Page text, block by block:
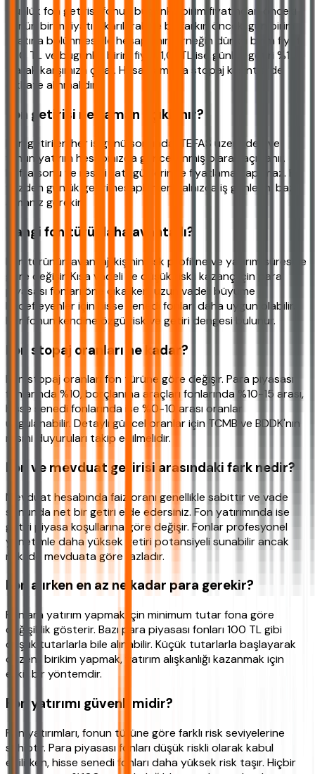
Günlük fon getirisi, fonun bugünkü birim fiyatından önceki
günün birim fiyatı çıkarılarak ve bu farkın önceki gün birim
fiyatına bölünmesiyle hesaplanır. Örneğin dünkü birim fiyat
1,00 TL ve bugünkü birim fiyat 1,01 TL ise günlük getiri %1
olarak karşımıza çıkar. Hesaplamada stopaj kesintisi de
dikkate alınmalıdır.
Fon getirisi ne zaman açıklanır?
Fon getirileri her iş günü sonunda, TEFAS üzerinden ve
fonun yatırım hesabınızda güncellenmiş olarak açıklanır.
Hafta sonu ve resmi tatil günlerinde fiyatlama yapılmaz. Bu
yüzden günlük getiri hesaplarken yalnızca iş günlerini baz
almanız gerekir.
Hangi fon türü daha avantajlı?
Fon türünün avantajı kişinin risk profiline ve yatırım süresine
göre değişir. Kısa vadeli ve düşük riskli kazanç için para
piyasası fonları öne çıkarken, uzun vadeli büyüme
hedefleyenler için hisse senedi fonları daha uygun olabilir.
Her fonun kendine özgü risk ve getiri dengesi bulunur.
Fon stopaj oranları ne kadar?
Fon stopaj oranları fon türüne göre değişir. Para piyasası
fonlarında %10, borçlanma araçları fonlarında %10-15 arası,
hisse senedi fonlarında ise %0-10 arası oranlar
uygulanabilir. Detaylı güncel oranlar için TCMB ve BDDK'nın
resmi duyuruları takip edilmelidir.
Fon ve mevduat getirisi arasındaki fark nedir?
Mevduat hesabında faiz oranı genellikle sabittir ve vade
sonunda net bir getiri elde edersiniz. Fon yatırımında ise
getiri piyasa koşullarına göre değişir. Fonlar profesyonel
yönetimle daha yüksek getiri potansiyeli sunabilir ancak
riski de mevduata göre fazladır.
Fon alırken en az ne kadar para gerekir?
Fonlara yatırım yapmak için minimum tutar fona göre
değişiklik gösterir. Bazı para piyasası fonları 100 TL gibi
düşük tutarlarla bile alınabilir. Küçük tutarlarla başlayarak
düzenli birikim yapmak, yatırım alışkanlığı kazanmak için
etkili bir yöntemdir.
Fon yatırımı güvenli midir?
Fon yatırımları, fonun türüne göre farklı risk seviyelerine
sahiptir. Para piyasası fonları düşük riskli olarak kabul
edilirken, hisse senedi fonları daha yüksek risk taşır. Hiçbir